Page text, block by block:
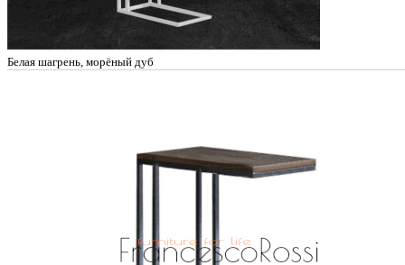
Белая шагрень, морёный дуб